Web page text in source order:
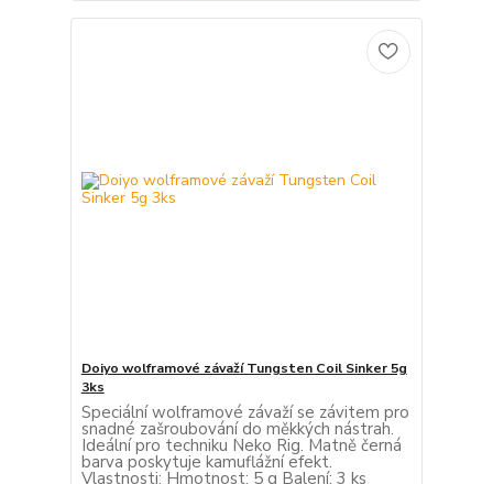
Doiyo wolframové závaží Tungsten Coil Sinker 5g
3ks
Speciální wolframové závaží se závitem pro
snadné zašroubování do měkkých nástrah.
Ideální pro techniku Neko Rig. Matně černá
barva poskytuje kamuflážní efekt.
Vlastnosti: Hmotnost: 5 g Balení: 3 ks